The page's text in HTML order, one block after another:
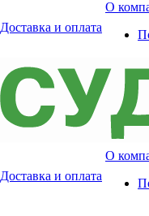
Доставка и оплата
О
Доставка и оплата
О